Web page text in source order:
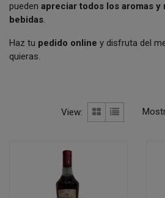
pueden apreciar todos los aromas y
bebidas.
Haz tu pedido online y disfruta del
quieras.
View: